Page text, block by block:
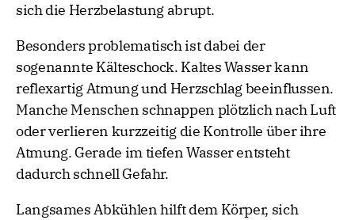
sich die Herzbelastung abrupt.
Besonders problematisch ist dabei der
sogenannte Kälteschock. Kaltes Wasser kann
reflexartig Atmung und Herzschlag beeinflussen.
Manche Menschen schnappen plötzlich nach Luft
oder verlieren kurzzeitig die Kontrolle über ihre
Atmung. Gerade im tiefen Wasser entsteht
dadurch schnell Gefahr.
Langsames Abkühlen hilft dem Körper, sich